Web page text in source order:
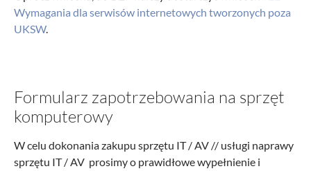
Wymagania dla serwisów internetowych tworzonych poza
UKSW.
Formularz zapotrzebowania na sprzęt
komputerowy
W celu dokonania zakupu sprzętu IT / AV // usługi naprawy
sprzętu IT / AV prosimy o prawidłowe wypełnienie i